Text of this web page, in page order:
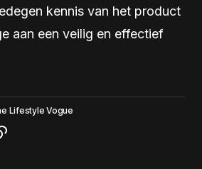
kennis van het product
aan een veilig en effectief
Lifestyle Vogue